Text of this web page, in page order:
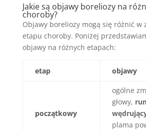
Jakie są objawy boreliozy na
choroby?
Objawy boreliozy mogą się różnić w
etapu choroby. Poniżej
objawy na różnych etapach:
etap objawy
początkowy
ogólne
głowy,
plama